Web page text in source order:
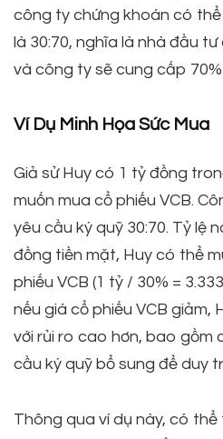
công ty chứng khoán có
là 30:70, nghĩa là nhà đầu
và công ty sẽ cung cấp 70%
Ví Dụ Minh Họa Sức Mua
Giả sử Huy có 1 tỷ đồng
muốn mua cổ phiếu VCB.
yêu cầu ký quỹ 30:70. Tỷ lệ
đồng tiền mặt, Huy có thể
phiếu VCB (1 tỷ / 30% =
nếu giá cổ phiếu VCB giảm,
với rủi ro cao hơn, bao gồm
cầu ký quỹ bổ sung để duy
Thông qua ví dụ này, có